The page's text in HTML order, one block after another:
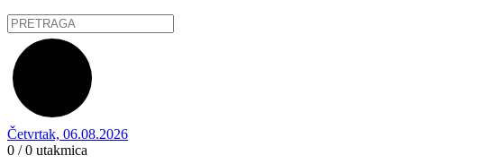
Četvrtak, 06.08.2026
0 / 0 utakmica